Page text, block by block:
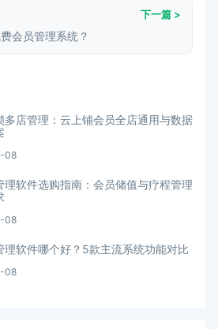
下一篇 >
会员管理系统？
多店管理：云上铺会员全店通用与数据
08
理软件选购指南：会员储值与疗程管理
08
理软件哪个好？5款主流系统功能对比
08